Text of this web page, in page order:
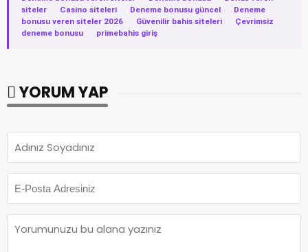
siteler
· Casino siteleri · Deneme bonusu güncel ·
Deneme
bonusu veren siteler 2026
· Güvenilir bahis siteleri ·
Çevrimsiz
deneme bonusu
· primebahis giriş
YORUM YAP